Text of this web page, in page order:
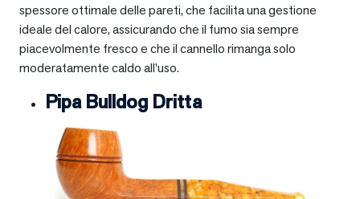
spessore ottimale delle pareti, che facilita una gestione
ideale del calore, assicurando che il fumo sia sempre
piacevolmente fresco e che il cannello rimanga solo
moderatamente caldo all’uso.
Pipa Bulldog Dritta